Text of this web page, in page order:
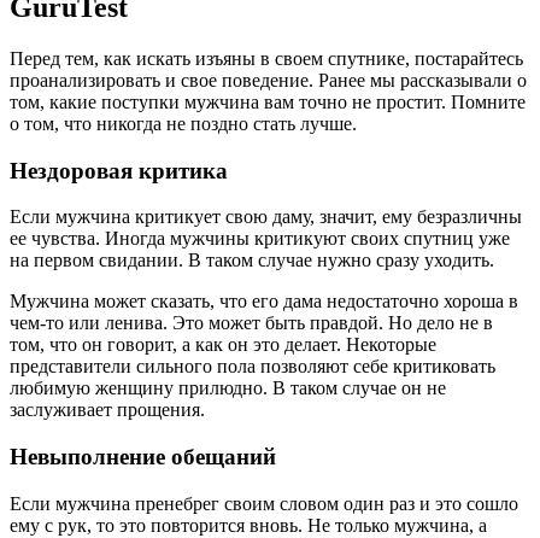
GuruTest
Перед тем, как искать изъяны в своем спутнике, постарайтесь
проанализировать и свое поведение. Ранее мы рассказывали о
том, какие поступки мужчина вам точно не простит. Помните
о том, что никогда не поздно стать лучше.
Нездоровая критика
Если мужчина критикует свою даму, значит, ему безразличны
ее чувства. Иногда мужчины критикуют своих спутниц уже
на первом свидании. В таком случае нужно сразу уходить.
Мужчина может сказать, что его дама недостаточно хороша в
чем-то или ленива. Это может быть правдой. Но дело не в
том, что он говорит, а как он это делает. Некоторые
представители сильного пола позволяют себе критиковать
любимую женщину прилюдно. В таком случае он не
заслуживает прощения.
Невыполнение обещаний
Если мужчина пренебрег своим словом один раз и это сошло
ему с рук, то это повторится вновь. Не только мужчина, а